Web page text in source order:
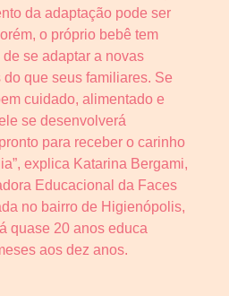
da adaptação pode ser
o próprio bebê tem
se adaptar a novas
que seus familiares. Se
cuidado, alimentado e
se desenvolverá
para receber o carinho
explica Katarina Bergami,
Educacional da Faces
no bairro de Higienópolis,
quase 20 anos educa
aos dez anos.